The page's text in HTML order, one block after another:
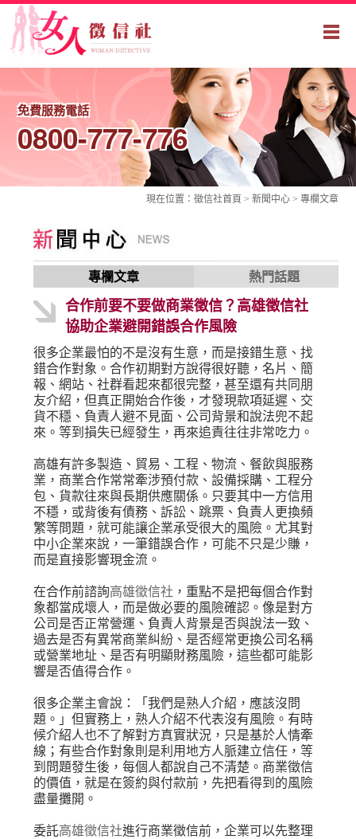
免費服務電話
0800-777-776
現在位置： 徵信社首頁 > 新聞中心 > 專欄文章
專欄文章 熱門話題
合作前要不要做商業徵信？高雄徵信社
協助企業避開錯誤合作風險
很多企業最怕的不是沒有生意，而是接錯生意、找
錯合作對象。合作初期對方說得很好聽，名片、簡
報、網站、社群看起來都很完整，甚至還有共同朋
友介紹，但真正開始合作後，才發現款項延遲、交
貨不穩、負責人避不見面、公司背景和說法兜不起
來。等到損失已經發生，再來追責往往非常吃力。
高雄有許多製造、貿易、工程、物流、餐飲與服務
業，商業合作常常牽涉預付款、設備採購、工程分
包、貨款往來與長期供應關係。只要其中一方信用
不穩，或背後有債務、訴訟、跳票、負責人更換頻
繁等問題，就可能讓企業承受很大的風險。尤其對
中小企業來說，一筆錯誤合作，可能不只是少賺，
而是直接影響現金流。
在合作前諮詢高雄徵信社 ，重點不是把每個合作對
象都當成壞人，而是做必要的風險確認。像是對方
公司是否正常營運、負責人背景是否與說法一致、
過去是否有異常商業糾紛、是否經常更換公司名稱
或營業地址、是否有明顯財務風險，這些都可能影
響是否值得合作。
很多企業主會說：「我們是熟人介紹，應該沒問
題。」但實務上，熟人介紹不代表沒有風險。有時
候介紹人也不了解對方真實狀況，只是基於人情牽
線；有些合作對象則是利用地方人脈建立信任，等
到問題發生後，每個人都說自己不清楚。商業徵信
的價值，就是在簽約與付款前，先把看得到的風險
盡量攤開。
委託高雄徵信社進行商業徵信前，企業可以先整理